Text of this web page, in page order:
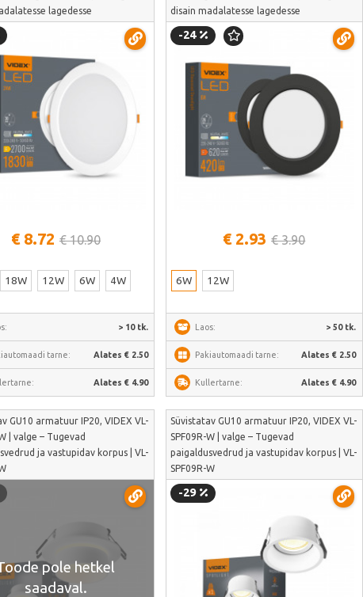
lagedesse
| VLE-DLBR-244
€ 8.72 € 10.90
18W 12W 6W 4W
> 10 tk.
tarne: Alates € 2.50
Alates € 4.90
disain madalatesse lagedesse
paigaldamiseks | VLE-DLBR-064B
-24
€ 2.93 € 3.90
6W 12W
Laos: > 50 tk.
Pakiautomaadi tarne: Alates € 2.50
Kullertarne: Alates € 4.90
GU10 armatuur IP20, VIDEX VL-
| valge – Tugevad
ja vastupidav korpus | VL-
pole hetkel
saadaval.
Süvistatav GU10 armatuur IP20, VIDEX VL-
SPF09R-W | valge – Tugevad
paigaldusvedrud ja vastupidav korpus | VL-
SPF09R-W
-29